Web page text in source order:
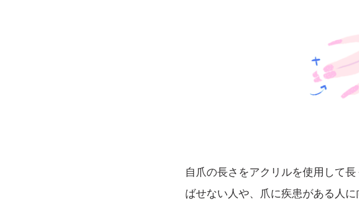
自爪の長さをアクリルを使用して
ばせない人や、爪に疾患がある人